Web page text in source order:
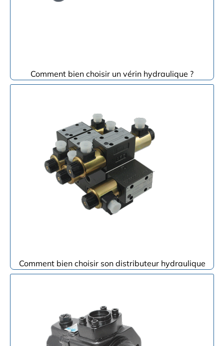
Comment bien choisir un vérin hydraulique ?
Comment bien choisir son distributeur hydraulique